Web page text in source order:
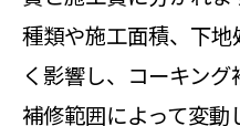
種類や施工面積、下
く影響し、コーキン
補修範囲によって変